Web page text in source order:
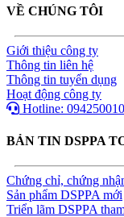
VỀ CHÚNG TÔI
Giới thiệu công ty
Thông tin liên hệ
Thông tin tuyển dụng
Hoạt động công ty
Hotline:
BẢN TIN DSPPA
Chứng chỉ, chứng
Sản phẩm DSPPA mới
Triển lãm DSPPA